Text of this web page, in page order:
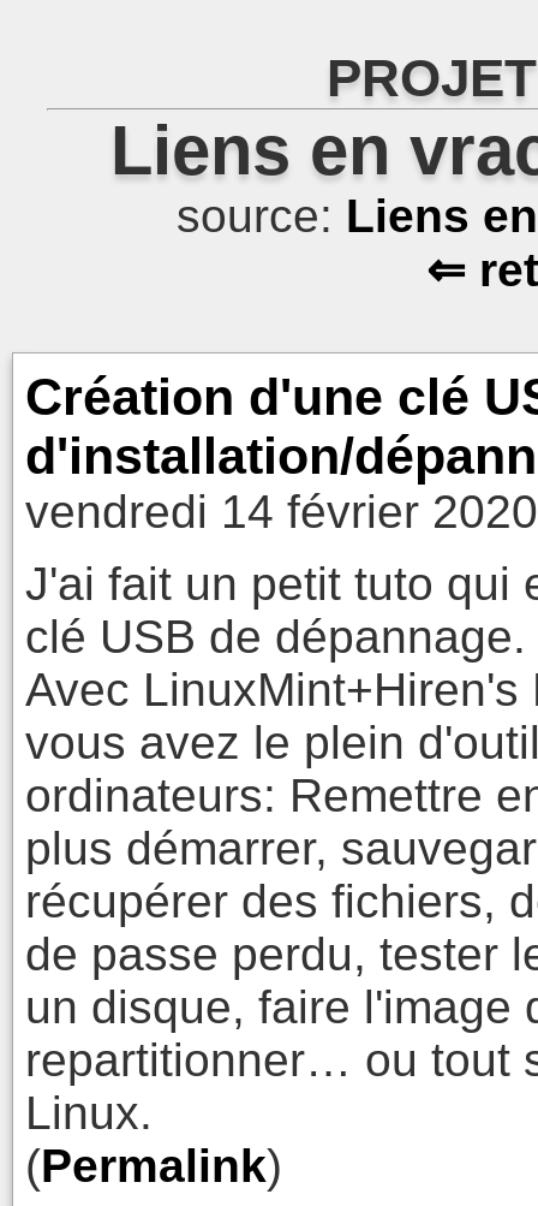
Liens en
source: Liens
⇐
Création d'une clé
d'installation/
vendredi 14 février
J'ai fait un petit tuto qui
clé USB de dépannage.
Avec
vous avez le plein
ordinateurs: Remettre
plus démarrer,
récupérer des fichiers,
de passe perdu, tester
un disque, faire l'image
repartitionner… ou tout
Linux.
(Permalink)